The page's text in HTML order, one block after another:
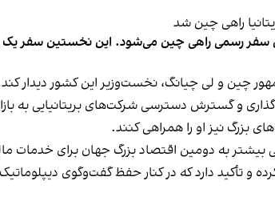
چین و لی چیانگ، نخست‌وزیر این کشور دیدار
و گسترش دسترسی شرکت‌های بریتانیایی به
بزرگ نیز او را همراهی کنند.
بیشتر به دومین اقتصاد بزرگ جهان برای
و تأکید دارد که در کنار حفظ گفت‌وگوی